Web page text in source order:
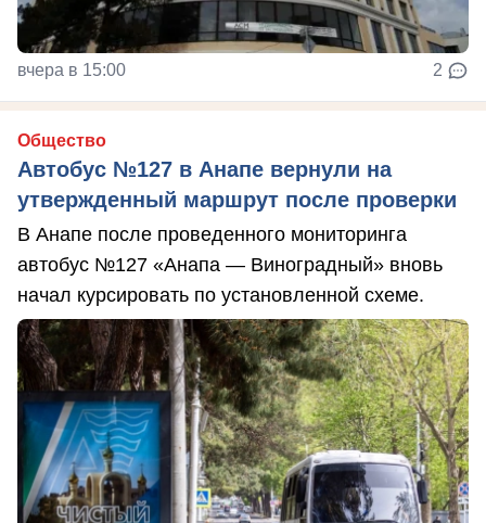
вчера в 15:00 2
Общество
Автобус №127 в Анапе вернули на
утвержденный маршрут после проверки
В Анапе после проведенного мониторинга
автобус №127 «Анапа — Виноградный» вновь
начал курсировать по установленной схеме.